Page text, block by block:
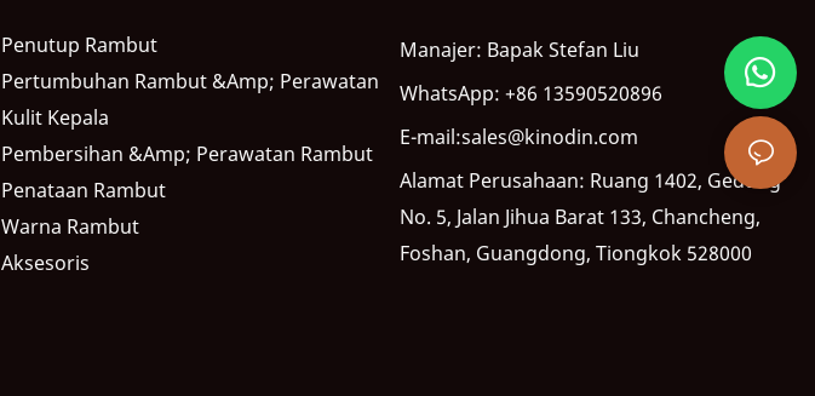
Penutup Rambut
Pertumbuhan Rambut &amp; Perawatan
Kulit Kepala
Pembersihan &amp; Perawatan Rambut
Penataan Rambut
Warna Rambut
Aksesoris
Manajer: Bapak Stefan Liu
WhatsApp: +86 13590520896
E-mail:sales@kinodin.com
Alamat Perusahaan: Ruang 1402, Gedung
No. 5, Jalan Jihua Barat 133, Chancheng,
Foshan, Guangdong, Tiongkok 528000